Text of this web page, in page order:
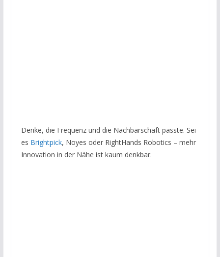
Denke, die Frequenz und die Nachbarschaft passte. Sei
es Brightpick, Noyes oder RightHands Robotics – mehr
Innovation in der Nähe ist kaum denkbar.